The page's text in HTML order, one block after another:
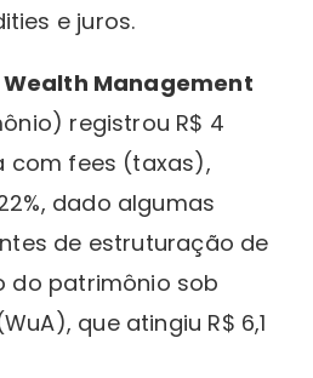
e juros.
Wealth Management
registrou R$ 4
com fees (taxas),
dado algumas
de estruturação de
do patrimônio sob
que atingiu R$ 6,1